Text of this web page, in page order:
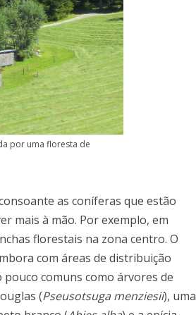
por uma floresta de
as coníferas que estão
mais à mão. Por exemplo, em
florestais na zona centro. O
com áreas de distribuição
comuns como árvores de
(Pseusotsuga menziesii), uma